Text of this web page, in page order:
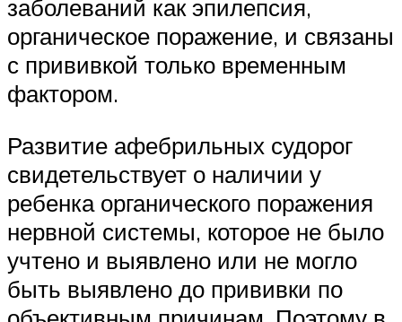
заболеваний как эпилепсия,
органическое поражение, и связаны
с прививкой только временным
фактором.
Развитие афебрильных судорог
свидетельствует о наличии у
ребенка органического поражения
нервной системы, которое не было
учтено и выявлено или не могло
быть выявлено до прививки по